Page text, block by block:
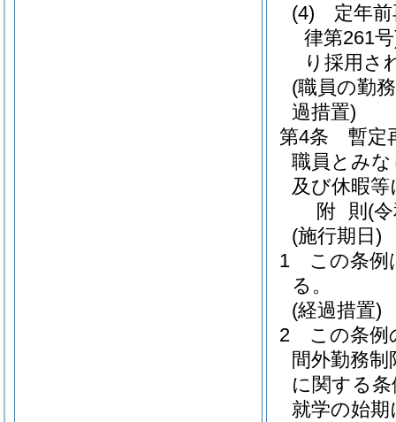
(4)
定年
律第261
り採用さ
(職員の勤
過措置)
第4条
暫定
職員とみ
及び休暇
附 則 (
(施行期日)
1
この条例
る。
(経過措置)
2
この条例
間外勤務
に関する
就学の始